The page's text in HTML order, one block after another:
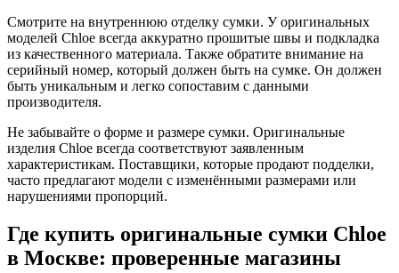
Смотрите на внутреннюю отделку сумки. У оригинальных
моделей Chloe всегда аккуратно прошитые швы и подкладка
из качественного материала. Также обратите внимание на
серийный номер, который должен быть на сумке. Он должен
быть уникальным и легко сопоставим с данными
производителя.
Не забывайте о форме и размере сумки. Оригинальные
изделия Chloe всегда соответствуют заявленным
характеристикам. Поставщики, которые продают подделки,
часто предлагают модели с изменёнными размерами или
нарушениями пропорций.
Где купить оригинальные сумки Chloe
в Москве: проверенные магазины